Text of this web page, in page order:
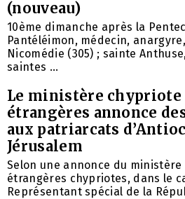
(nouveau)
10ème dimanche après la
Pantéléimon, médecin,
Nicomédie (305) ; sainte
saintes ...
Le ministère chypriote
étrangères annonce
aux patriarcats
Jérusalem
Selon une annonce du ministère
étrangères chypriotes, dans le
Représentant spécial de la